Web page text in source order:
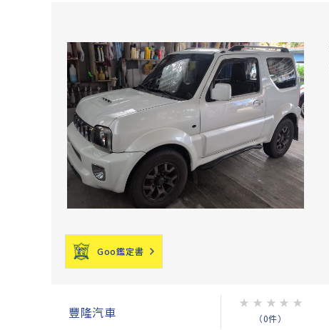
Goo鑑定書
豐隆汽車
★ ★ ★ ★ ★
（0件）